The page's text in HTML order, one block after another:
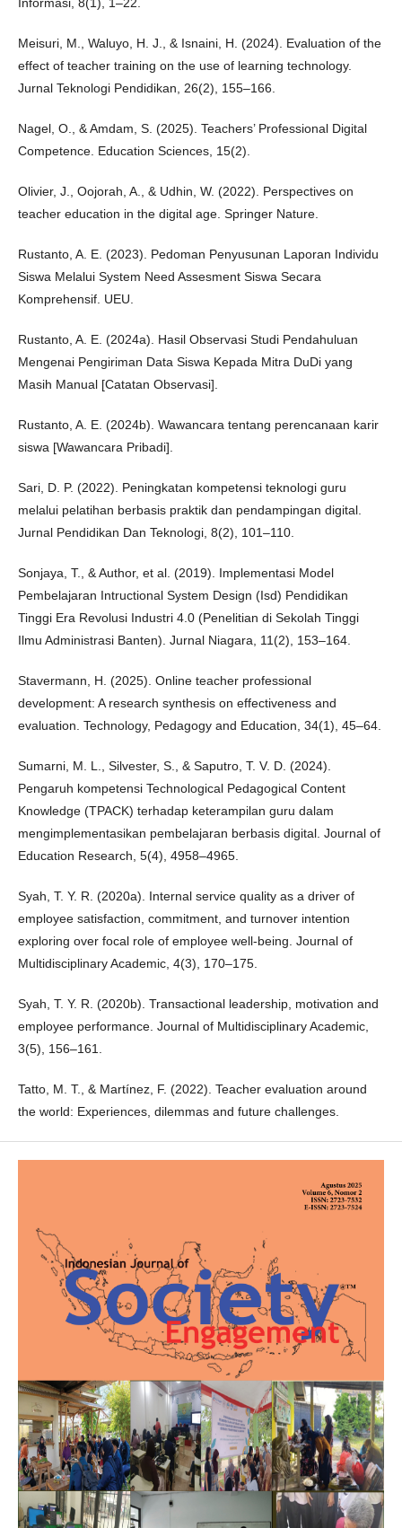
Meisuri, M., Waluyo, H. J., & Isnaini, H. (2024). Evaluation of the
effect of teacher training on the use of learning technology.
Jurnal Teknologi Pendidikan, 26(2), 155–166.
Nagel, O., & Amdam, S. (2025). Teachers’ Professional Digital
Competence. Education Sciences, 15(2).
Olivier, J., Oojorah, A., & Udhin, W. (2022). Perspectives on
teacher education in the digital age. Springer Nature.
Rustanto, A. E. (2023). Pedoman Penyusunan Laporan Individu
Siswa Melalui System Need Assesment Siswa Secara
Komprehensif. UEU.
Rustanto, A. E. (2024a). Hasil Observasi Studi Pendahuluan
Mengenai Pengiriman Data Siswa Kepada Mitra DuDi yang
Masih Manual [Catatan Observasi].
Rustanto, A. E. (2024b). Wawancara tentang perencanaan karir
siswa [Wawancara Pribadi].
Sari, D. P. (2022). Peningkatan kompetensi teknologi guru
melalui pelatihan berbasis praktik dan pendampingan digital.
Jurnal Pendidikan Dan Teknologi, 8(2), 101–110.
Sonjaya, T., & Author, et al. (2019). Implementasi Model
Pembelajaran Intructional System Design (Isd) Pendidikan
Tinggi Era Revolusi Industri 4.0 (Penelitian di Sekolah Tinggi
Ilmu Administrasi Banten). Jurnal Niagara, 11(2), 153–164.
Stavermann, H. (2025). Online teacher professional
development: A research synthesis on effectiveness and
evaluation. Technology, Pedagogy and Education, 34(1), 45–64.
Sumarni, M. L., Silvester, S., & Saputro, T. V. D. (2024).
Pengaruh kompetensi Technological Pedagogical Content
Knowledge (TPACK) terhadap keterampilan guru dalam
mengimplementasikan pembelajaran berbasis digital. Journal of
Education Research, 5(4), 4958–4965.
Syah, T. Y. R. (2020a). Internal service quality as a driver of
employee satisfaction, commitment, and turnover intention
exploring over focal role of employee well-being. Journal of
Multidisciplinary Academic, 4(3), 170–175.
Syah, T. Y. R. (2020b). Transactional leadership, motivation and
employee performance. Journal of Multidisciplinary Academic,
3(5), 156–161.
Tatto, M. T., & Martínez, F. (2022). Teacher evaluation around
the world: Experiences, dilemmas and future challenges.